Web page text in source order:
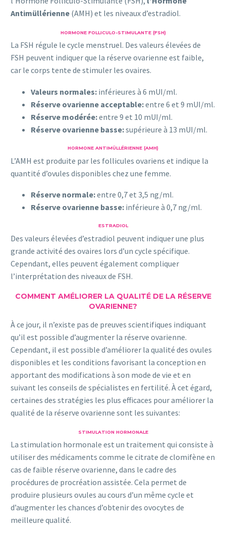
Antimüllérienne (AMH) et les niveaux d’estradiol.
HORMONE FOLLICULO-STIMULANTE (FSH)
La FSH régule le cycle menstruel. Des valeurs élevées de
FSH peuvent indiquer que la réserve ovarienne est faible,
car le corps tente de stimuler les ovaires.
Valeurs normales: inférieures à 6 mUI/ml.
Réserve ovarienne acceptable:entre 6 et 9 mUI/ml.
Réserve modérée:entre 9 et 10 mUI/ml.
Réserve ovarienne basse:supérieure à 13 mUI/ml.
HORMONE ANTIMÜLLÉRIENNE (AMH)
L’AMH est produite par les follicules ovariens et indique la
quantité d’ovules disponibles chez une femme.
Réserve normale:entre 0,7 et 3,5 ng/ml.
Réserve ovarienne basse: inférieure à 0,7 ng/ml.
ESTRADIOL
Des valeurs élevées d’estradiol peuvent indiquer une plus
grande activité des ovaires lors d’un cycle spécifique.
Cependant, elles peuvent également compliquer
l’interprétation des niveaux de FSH.
COMMENT AMÉLIORER LA QUALITÉ DE LA RÉSERVE
OVARIENNE?
À ce jour, il n’existe pas de preuves scientifiques indiquant
qu’il est possible d’augmenter la réserve ovarienne.
Cependant, il est possible d’améliorer la qualité des ovules
disponibles et les conditions favorisant la conception en
apportant des modifications à son mode de vie et en
suivant les conseils de spécialistes en fertilité. À cet égard,
certaines des stratégies les plus efficaces pour améliorer la
qualité de la réserve ovarienne sont les suivantes:
STIMULATION HORMONALE
La stimulation hormonale est un traitement qui consiste à
utiliser des médicaments comme le citrate de clomifène en
cas de faible réserve ovarienne, dans le cadre des
procédures de procréation assistée. Cela permet de
produire plusieurs ovules au cours d’un même cycle et
d’augmenter les chances d’obtenir des ovocytes de
meilleure qualité.